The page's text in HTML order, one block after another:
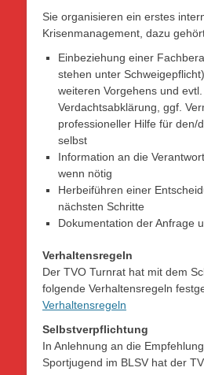
Sie organisieren ein erstes
Krisenmanagement, dazu
Einbeziehung einer
stehen unter
weiteren Vorgehens und
Verdachtsabklärung, ggf.
professioneller Hilfe für den/
selbst
Information an die
wenn nötig
Herbeiführen einer
nächsten Schritte
Dokumentation der Anfrage
Verhaltensregeln
Der TVO Turnrat hat mit dem
folgende Verhaltensregeln
Verhaltensregeln
Selbstverpflichtung
In Anlehnung an die
Sportjugend im BLSV hat der